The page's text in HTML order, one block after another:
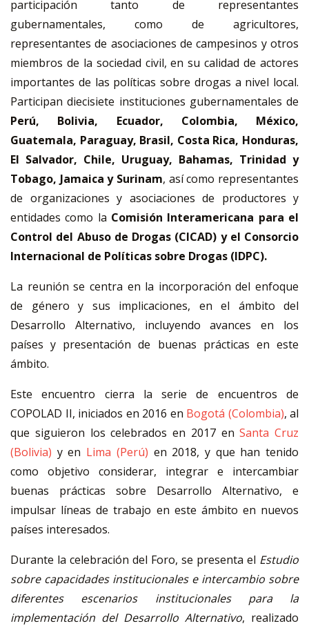
participación tanto de representantes
gubernamentales, como de agricultores,
representantes de asociaciones de campesinos y otros
miembros de la sociedad civil, en su calidad de actores
importantes de las políticas sobre drogas a nivel local.
Participan diecisiete instituciones gubernamentales de
Perú, Bolivia, Ecuador, Colombia, México,
Guatemala, Paraguay, Brasil, Costa Rica, Honduras,
El Salvador, Chile, Uruguay, Bahamas, Trinidad y
Tobago, Jamaica y Surinam, así como representantes
de organizaciones y asociaciones de productores y
entidades como la Comisión Interamericana para el
Control del Abuso de Drogas (CICAD) y el Consorcio
Internacional de Políticas sobre Drogas (IDPC).
La reunión se centra en la incorporación del enfoque
de género y sus implicaciones, en el ámbito del
Desarrollo Alternativo, incluyendo avances en los
países y presentación de buenas prácticas en este
ámbito.
Este encuentro cierra la serie de encuentros de
COPOLAD II, iniciados en 2016 en Bogotá (Colombia), al
que siguieron los celebrados en 2017 enSanta Cruz
(Bolivia) y en Lima (Perú) en 2018, y que han tenido
como objetivo considerar, integrar e intercambiar
buenas prácticas sobre Desarrollo Alternativo, e
impulsar líneas de trabajo en este ámbito en nuevos
países interesados.
Durante la celebración del Foro, se presenta el Estudio
sobre capacidades institucionales e intercambio sobre
diferentes escenarios institucionales para la
implementación del Desarrollo Alternativo, realizado